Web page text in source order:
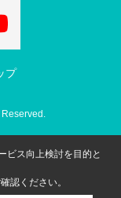
プ
ビス向上検討を目的と
認ください。